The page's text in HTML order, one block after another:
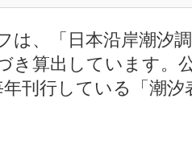
は、「日本沿岸潮汐
き算出しています。
刊行している「潮